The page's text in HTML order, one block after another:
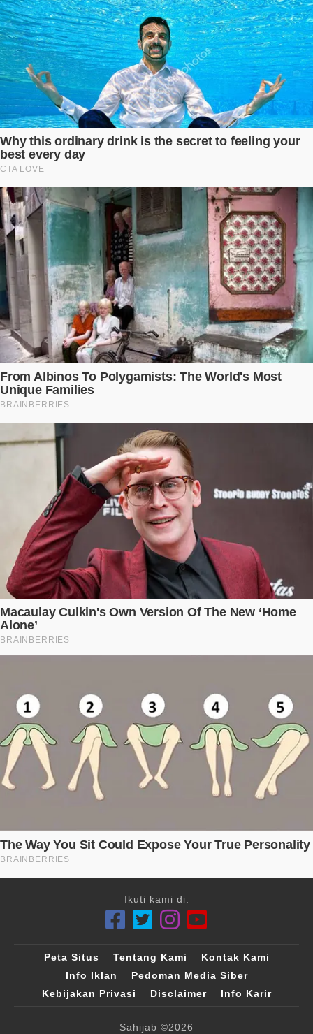
Ikuti kami di:
Peta Situs Tentang Kami
Kontak Kami
Info Iklan
Pedoman Media Siber
Kebijakan Privasi
Disclaimer Info Karir
Sahijab ©2026